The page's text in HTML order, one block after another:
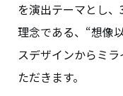
を演出テーマとし
理念である、“想像
スデザインからミ
ただきます。